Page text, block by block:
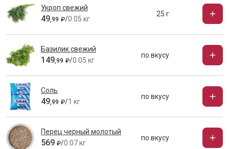
Укроп свежий
49,99 ₽/0.05 кг
25 г
Базилик свежий
149,99 ₽/0.05 кг
по вкусу
Соль
49,99 ₽/1 кг
по вкусу
Перец черный молотый
569 ₽/0.07 кг
по вкусу